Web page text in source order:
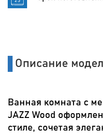
Описание
Ванная комната с
JAZZ Wood
стиле, сочетая